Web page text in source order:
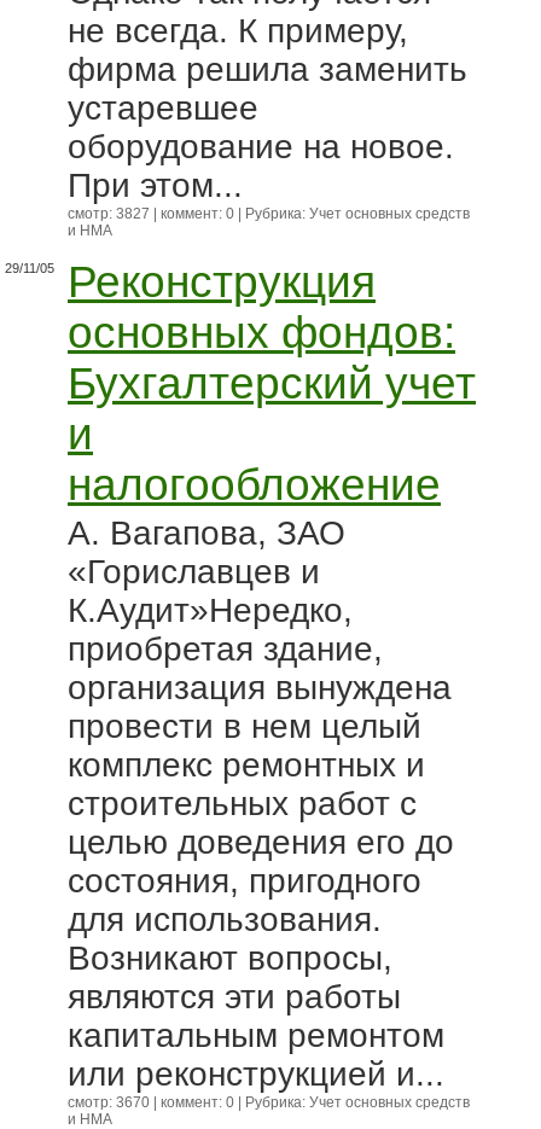
не всегда. К примеру,
фирма решила заменить
устаревшее
оборудование на новое.
При этом...
смотр: 3827 | коммент: 0 | Рубрика: Учет основных средств
и НМА
29/11/05
Реконструкция
основных фондов:
Бухгалтерский учет
и
налогообложение
А. Вагапова, ЗАО
«Гориславцев и
К.Аудит»Нередко,
приобретая здание,
организация вынуждена
провести в нем целый
комплекс ремонтных и
строительных работ с
целью доведения его до
состояния, пригодного
для использования.
Возникают вопросы,
являются эти работы
капитальным ремонтом
или реконструкцией и...
смотр: 3670 | коммент: 0 | Рубрика: Учет основных средств
и НМА